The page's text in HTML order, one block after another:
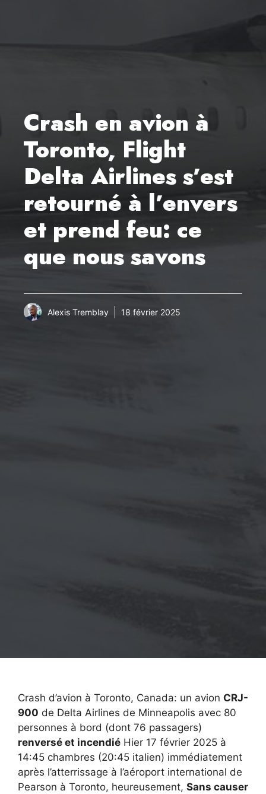
Crash en avion à
Toronto, Flight
Delta Airlines s’est
retourné à l’envers
et prend feu: ce
que nous savons
Alexis Tremblay 18 février 2025
Crash d’avion à Toronto, Canada: un avion CRJ-
900 de Delta Airlines de Minneapolis avec 80
personnes à bord (dont 76 passagers)
renversé et incendié Hier 17 février 2025 à
14:45 chambres (20:45 italien) immédiatement
après l’atterrissage à l’aéroport international de
Pearson à Toronto, heureusement, Sans causer